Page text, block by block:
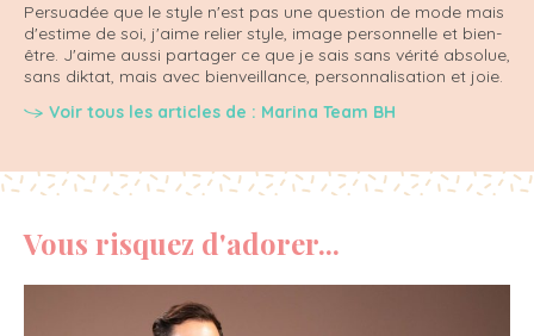
Persuadée que le style n'est pas une question de mode mais
d'estime de soi, j'aime relier style, image personnelle et bien-
être. J'aime aussi partager ce que je sais sans vérité absolue,
sans diktat, mais avec bienveillance, personnalisation et joie.
Voir tous les articles de : Marina Team BH
Vous risquez d'adorer...